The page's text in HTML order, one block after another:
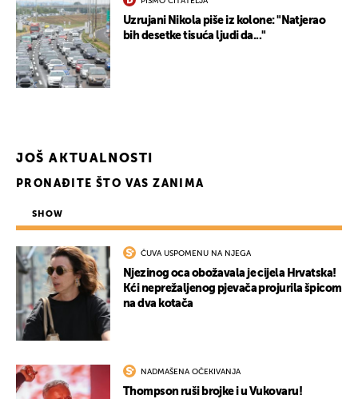
Uzrujani Nikola piše iz kolone: "Natjerao
bih desetke tisuća ljudi da..."
JOŠ AKTUALNOSTI
PRONAĐITE ŠTO VAS ZANIMA
SHOW
ČUVA USPOMENU NA NJEGA
Njezinog oca obožavala je cijela Hrvatska!
Kći neprežaljenog pjevača projurila špicom
na dva kotača
NADMAŠENA OČEKIVANJA
Thompson ruši brojke i u Vukovaru!